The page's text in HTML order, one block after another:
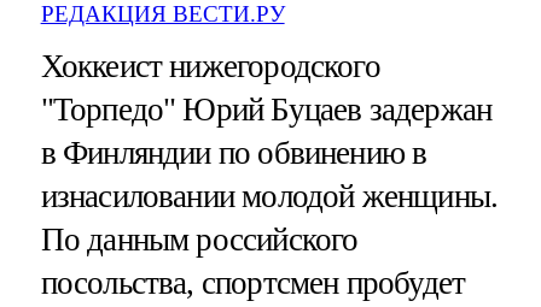
РЕДАКЦИЯ ВЕСТИ.РУ
Хоккеист нижегородского
"Торпедо" Юрий Буцаев задержан
в Финляндии по обвинению в
изнасиловании молодой женщины.
По данным российского
посольства, спортсмен пробудет